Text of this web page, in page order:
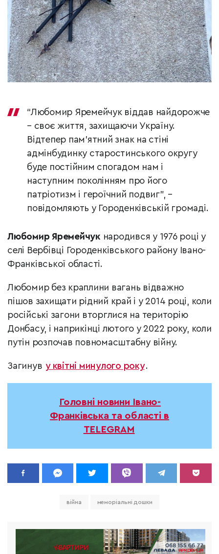
“Любомир Яремейчук віддав найдорожче
– своє життя, захищаючи Україну.
Відтепер пам’ятний знак на стіні
адмінбудинку старостинського округу
буде постійним спогадом нам і
наступним поколінням про його
патріотизм і героїчний подвиг”, –
повідомляють у Городенківській громаді.
Любомир Яремейчукнародився у 1976 році у
селі Вербівці Городенківського району Івано-
Франківської області.
Любомир без краплини вагань відважно
пішов захищати рідний край і у 2014 році, коли
російські загони вторглися на територію
Донбасу, і наприкінці лютого у 2022 року, коли
путін розпочав повномасштабну війну.
Загинув у квітні минулого року.
Головні новини Івано-
Франківська та області в
TELEGRAM
війна меморіальні дошки